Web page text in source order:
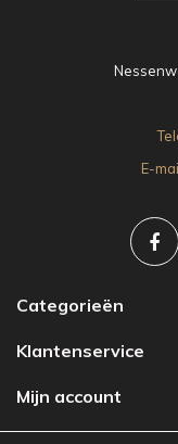
E-
Categorieën
Klantenservice
Mijn account